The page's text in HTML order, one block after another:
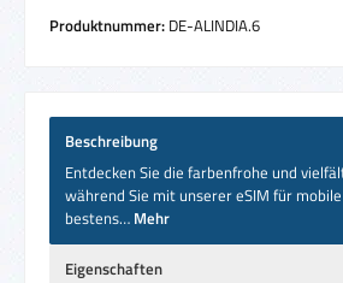
Produktnummer: DE-ALINDIA.6
Beschreibung
Entdecken Sie die farbenfrohe und
während Sie mit unserer eSIM für
bestens… Mehr
Eigenschaften